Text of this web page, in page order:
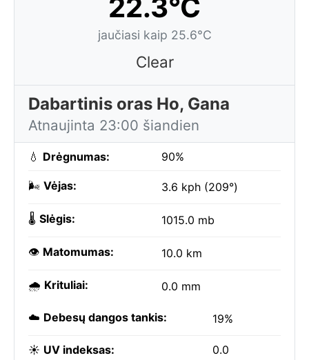
22.3°C
jaučiasi kaip 25.6°C
Clear
Dabartinis oras Ho, Gana
Atnaujinta 23:00 šiandien
💧 Drėgnumas: 90%
🌬️ Vėjas: 3.6 kph (209°)
🌡️ Slėgis: 1015.0 mb
👁️ Matomumas: 10.0 km
🌧️ Krituliai: 0.0 mm
☁️ Debesų dangos tankis: 19%
☀️ UV indeksas: 0.0